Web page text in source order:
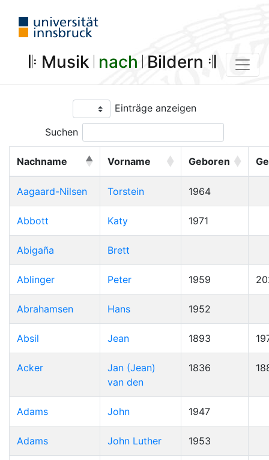
𝄆 Musik 𝄀 nach 𝄀 Bildern 𝄇
Einträge anzeigen
Suchen
Nachname Vorname Geboren
Aagaard-Nilsen Torstein 1964
Abbott Katy 1971
Abigaña Brett
Ablinger Peter 1959
Abrahamsen Hans 1952
Absil Jean 1893
Acker
Jan (Jean)
van den
1836
Adams John 1947
Adams John Luther 1953